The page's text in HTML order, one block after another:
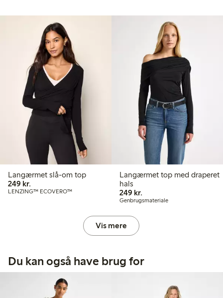
Langærmet slå-om top
249 kr.
LENZING™ ECOVERO™
Langærmet top med draperet
hals
249 kr.
Genbrugsmateriale
Vis mere
Du kan også have brug for